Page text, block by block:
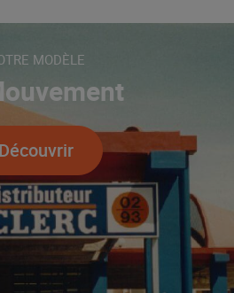
MODÈLE
Découvrir